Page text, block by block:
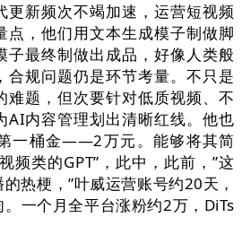
新频次不竭加速，运营短视频
点，他们用文本生成模子制做脚
子最终制做出成品，好像人类般
合规问题仍是环节考量。不只是
难题，但次要针对低质视频、不
AI内容管理划出清晰红线。他也
一桶金——2万元。能够将其简
频类的GPT”，此中，此前，”这
热梗，”叶威运营账号约20天，
一个月全平台涨粉约2万，DiTs